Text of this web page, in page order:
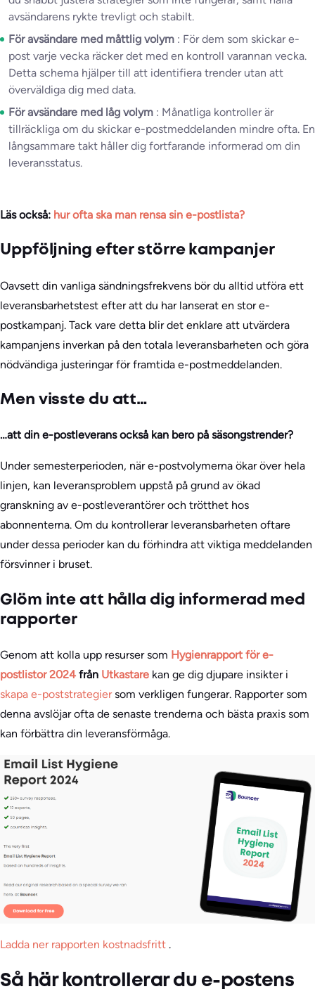
avsändarens rykte trevligt och stabilt.
För avsändare med måttlig volym : För dem som skickar e-
post varje vecka räcker det med en kontroll varannan vecka.
Detta schema hjälper till att identifiera trender utan att
överväldiga dig med data.
För avsändare med låg volym : Månatliga kontroller är
tillräckliga om du skickar e-postmeddelanden mindre ofta. En
långsammare takt håller dig fortfarande informerad om din
leveransstatus.
Läs också: hur ofta ska man rensa sin e-postlista?
Uppföljning efter större kampanjer
Oavsett din vanliga sändningsfrekvens bör du alltid utföra ett
leveransbarhetstest efter att du har lanserat en stor e-
postkampanj. Tack vare detta blir det enklare att utvärdera
kampanjens inverkan på den totala leveransbarheten och göra
nödvändiga justeringar för framtida e-postmeddelanden.
Men visste du att…
…att din e-postleverans också kan bero på säsongstrender?
Under semesterperioden, när e-postvolymerna ökar över hela
linjen, kan leveransproblem uppstå på grund av ökad
granskning av e-postleverantörer och trötthet hos
abonnenterna. Om du kontrollerar leveransbarheten oftare
under dessa perioder kan du förhindra att viktiga meddelanden
försvinner i bruset.
Glöm inte att hålla dig informerad med
rapporter
Genom att kolla upp resurser som Hygienrapport för e-
postlistor 2024 från Utkastare kan ge dig djupare insikter i
skapa e-poststrategiersom verkligen fungerar. Rapporter som
denna avslöjar ofta de senaste trenderna och bästa praxis som
kan förbättra din leveransförmåga.
Ladda ner rapporten kostnadsfritt .
Så här kontrollerar du e-postens